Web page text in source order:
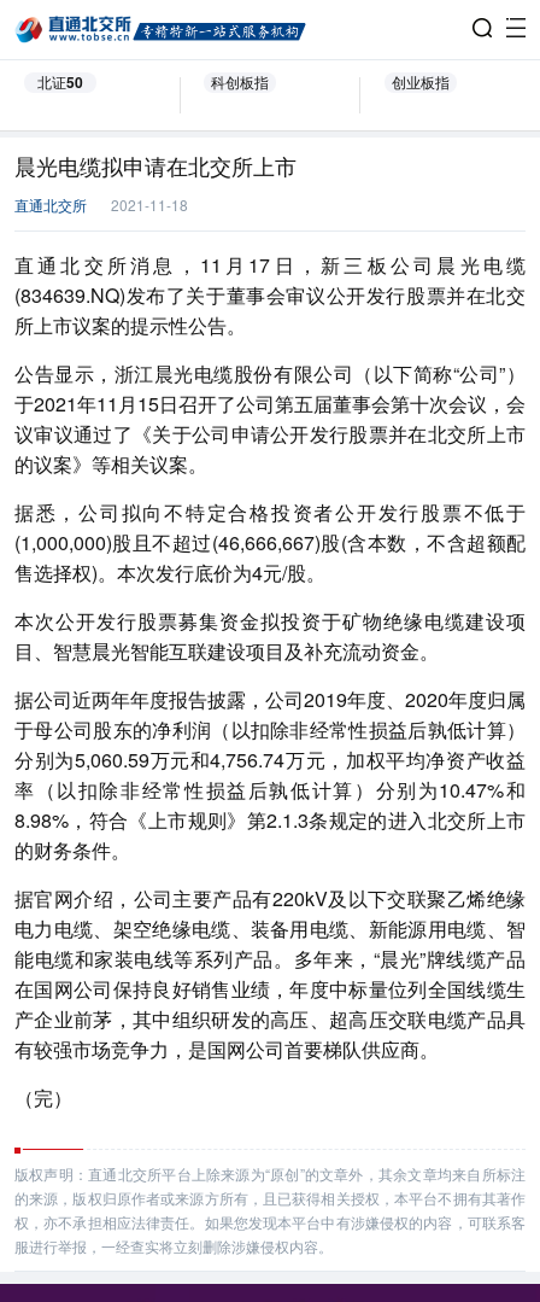
北证50 科创板指 创业板指
晨光电缆拟申请在北交所上市
直通北交所 2021-11-18
直通北交所消息，11月17日，新三板公司晨光电缆
(834639.NQ)发布了关于董事会审议公开发行股票并在北交
所上市议案的提示性公告。
公告显示，浙江晨光电缆股份有限公司（以下简称“公司”）
于2021年11月15日召开了公司第五届董事会第十次会议，会
议审议通过了《关于公司申请公开发行股票并在北交所上市
的议案》等相关议案。
据悉，公司拟向不特定合格投资者公开发行股票不低于
(1,000,000)股且不超过(46,666,667)股(含本数，不含超额配
售选择权)。本次发行底价为4元/股。
本次公开发行股票募集资金拟投资于矿物绝缘电缆建设项
目、智慧晨光智能互联建设项目及补充流动资金。
据公司近两年年度报告披露，公司2019年度、2020年度归属
于母公司股东的净利润（以扣除非经常性损益后孰低计算）
分别为5,060.59万元和4,756.74万元，加权平均净资产收益
率（以扣除非经常性损益后孰低计算）分别为10.47%和
8.98%，符合《上市规则》第2.1.3条规定的进入北交所上市
的财务条件。
据官网介绍，公司主要产品有220kV及以下交联聚乙烯绝缘
电力电缆、架空绝缘电缆、装备用电缆、新能源用电缆、智
能电缆和家装电线等系列产品。多年来，“晨光”牌线缆产品
在国网公司保持良好销售业绩，年度中标量位列全国线缆生
产企业前茅，其中组织研发的高压、超高压交联电缆产品具
有较强市场竞争力，是国网公司首要梯队供应商。
（完）
版权声明：直通北交所平台上除来源为“原创”的文章外，其余文章均来自所标注
的来源，版权归原作者或来源方所有，且已获得相关授权，本平台不拥有其著作
权，亦不承担相应法律责任。如果您发现本平台中有涉嫌侵权的内容，可联系客
服进行举报，一经查实将立刻删除涉嫌侵权内容。